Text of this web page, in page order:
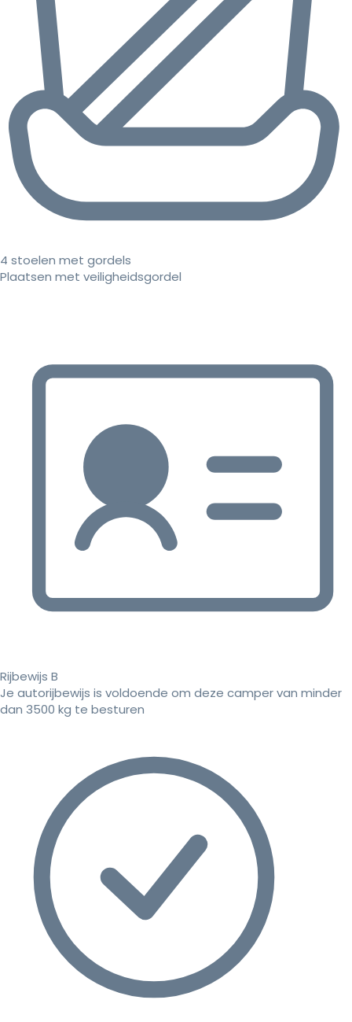
4 stoelen met gordels
Plaatsen met veiligheidsgordel
Rijbewijs B
Je autorijbewijs is voldoende om deze camper van minder
dan 3500 kg te besturen